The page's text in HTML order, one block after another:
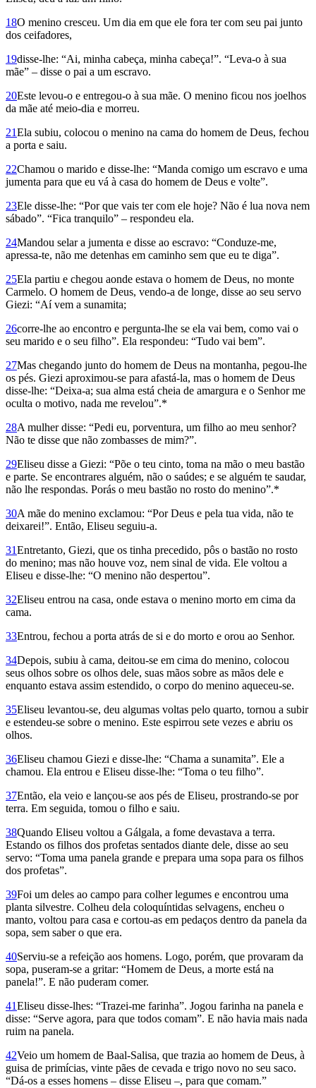
18O menino cresceu. Um dia em que ele fora ter com seu pai junto
dos ceifadores,
19disse-lhe: “Ai, minha cabeça, minha cabeça!”. “Leva-o à sua
mãe” – disse o pai a um escravo.
20Este levou-o e entregou-o à sua mãe. O menino ficou nos joelhos
da mãe até meio-dia e morreu.
21Ela subiu, colocou o menino na cama do homem de Deus, fechou
a porta e saiu.
22Chamou o marido e disse-lhe: “Manda comigo um escravo e uma
jumenta para que eu vá à casa do homem de Deus e volte”.
23Ele disse-lhe: “Por que vais ter com ele hoje? Não é lua nova nem
sábado”. “Fica tranquilo” – respondeu ela.
24Mandou selar a jumenta e disse ao escravo: “Conduze-me,
apressa-te, não me detenhas em caminho sem que eu te diga”.
25Ela partiu e chegou aonde estava o homem de Deus, no monte
Carmelo. O homem de Deus, vendo-a de longe, disse ao seu servo
Giezi: “Aí vem a suna­mita;
26corre-lhe ao encontro e pergunta-lhe se ela vai bem, como vai o
seu marido e o seu filho”. Ela respondeu: “Tudo vai bem”.
27Mas chegando junto do homem de Deus na montanha, pegou-lhe
os pés. Giezi aproximou-se para afastá-la, mas o homem de Deus
disse-lhe: “Deixa-a; sua alma está cheia de amargura e o Senhor me
oculta o motivo, nada me revelou”.*
28A mulher disse: “Pedi eu, porventura, um filho ao meu senhor?
Não te disse que não zombasses de mim?”.
29Eliseu disse a Giezi: “Põe o teu cinto, toma na mão o meu bastão
e parte. Se encontrares alguém, não o saúdes; e se alguém te saudar,
não lhe respondas. Porás o meu bastão no rosto do menino”.*
30A mãe do menino exclamou: “Por Deus e pela tua vida, não te
deixarei!”. Então, Eliseu seguiu-a.
31Entretanto, Giezi, que os tinha precedido, pôs o bastão no rosto
do menino; mas não houve voz, nem sinal de vida. Ele voltou a
Eliseu e disse-lhe: “O menino não despertou”.
32Eliseu entrou na casa, onde estava o menino morto em cima da
cama.
33Entrou, fechou a porta atrás de si e do morto e orou ao Senhor.
34Depois, subiu à cama, deitou-se em cima do menino, colocou
seus olhos sobre os olhos dele, suas mãos sobre as mãos dele e
enquanto estava assim estendido, o corpo do menino aqueceu-se.
35Eliseu levantou-se, deu algumas voltas pelo quarto, tornou a subir
e estendeu-se sobre o menino. Este espirrou sete vezes e abriu os
olhos.
36Eliseu chamou Giezi e disse-lhe: “Chama a sunamita”. Ele a
chamou. Ela entrou e Eliseu disse-lhe: “Toma o teu filho”.
37Então, ela veio e lançou-se aos pés de Eliseu, prostrando-se por
terra. Em seguida, tomou o filho e saiu.
38Quando Eliseu voltou a Gálgala, a fome devastava a terra.
Estando os filhos dos profetas sentados diante dele, disse ao seu
servo: “Toma uma panela grande e prepara uma sopa para os filhos
dos profetas”.
39Foi um deles ao campo para colher legumes e encontrou uma
planta silvestre. Colheu dela coloquíntidas selvagens, encheu o
manto, voltou para casa e cortou-as em pedaços dentro da panela da
sopa, sem saber o que era.
40Serviu-se a refeição aos homens. Logo, porém, que provaram da
sopa, puseram-se a gritar: “Homem de Deus, a morte está na
panela!”. E não puderam comer.
41Eliseu disse-lhes: “Trazei-me farinha”. Jogou farinha na panela e
disse: “Serve agora, para que todos comam”. E não havia mais nada
ruim na panela.
42Veio um homem de Baal-Salisa, que trazia ao homem de Deus, à
guisa de primícias, vinte pães de cevada e trigo novo no seu saco.
“Dá-os a esses homens – disse Eliseu –, para que comam.”